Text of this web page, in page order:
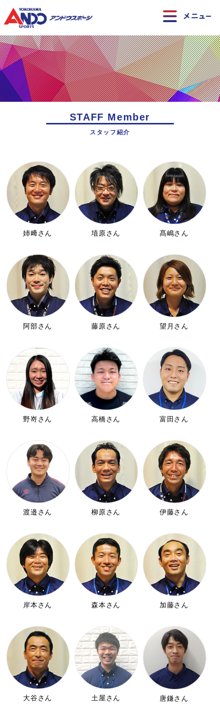
STAFF Member
スタッフ紹介
姉﨑さん 埴原さん 髙嶋さん
阿部さん 藤原さん 望月さん
野嵜さん 高橋さん 富田さん
渡邉さん 柳原さん 伊藤さん
岸本さん 森本さん 加藤さん
大谷さん 土屋さん 唐鎌さん